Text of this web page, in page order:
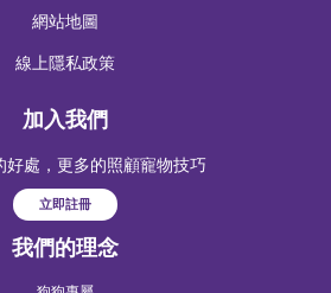
網站地圖
線上隱私政策
加入我們
好處，更多的照顧寵物技巧
立即註冊
我們的理念